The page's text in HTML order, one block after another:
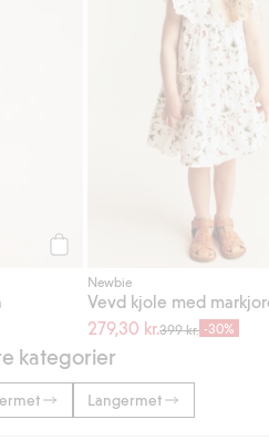
Newbie
Vevd kjole med
279,30 kr.399 kr. -30%
kategorier
Langermet